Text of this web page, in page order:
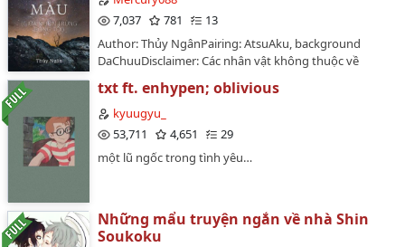
7,037
781
13
Author: Thủy NgânPairing: AtsuAku, background
DaChuuDisclaimer: Các nhân vật không thuộc về
thứ bảy, Nakajima Atsushi sẽ đến gõ cửa làm phiền
chàng họa sĩ kia, và vì lý do gì đó, lần nào cũng sẽ được
mời vào trong. Cậu sẽ uống thứ trà ngọt khé cổ mà
cũng thích đồ ngọt), rồi cố hết sức cạy miệng anh ra.
Akutagawa Ryuunosuke sẽ mở cửa đón cậu sinh viên
nọ vào nhà, rồi ngồi đối diện cậu trong phòng khách,
txt ft. enhypen; oblivious
kyuugyu_
53,711
4,651
29
một lũ ngốc trong tình yêu…
Những mẩu truyện ngắn về nhà Shin
Soukoku